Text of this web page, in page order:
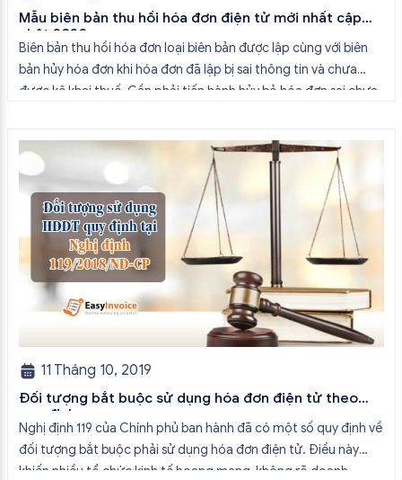
Mẫu biên bản thu hồi hóa đơn điện tử mới nhất cập
nhật 2020
Biên bản thu hồi hóa đơn loại biên bản được lập cùng với biên
bản hủy hóa đơn khi hóa đơn đã lập bị sai thông tin và chưa
được kê khai thuế. Cần phải tiến hành hủy bỏ hóa đơn sai chưa
11 Tháng 10, 2019
Đối tượng bắt buộc sử dụng hóa đơn điện tử theo
quy định
Nghị định 119 của Chính phủ ban hành đã có một số quy định về
đối tượng bắt buộc phải sử dụng hóa đơn điện tử. Điều này
khiến nhiều tổ chức kinh tế hoang mang, không rõ doanh